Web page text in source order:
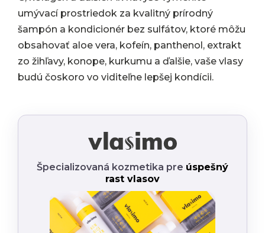
umývací prostriedok za kvalitný prírodný
šampón a kondicionér bez sulfátov, ktoré môžu
obsahovať aloe vera, kofeín, panthenol, extrakt
zo žihľavy, konope, kurkumu a ďalšie, vaše vlasy
budú čoskoro vo viditeľne lepšej kondícii.
Špecializovaná kozmetika pre úspešný
rast vlasov